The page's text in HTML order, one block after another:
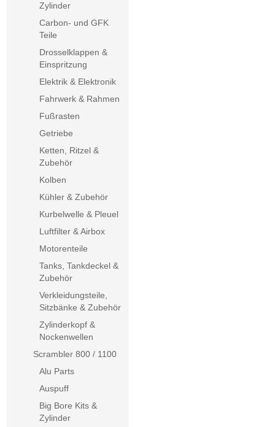
Zylinder
Carbon- und GFK
Teile
Drosselklappen &
Einspritzung
Elektrik & Elektronik
Fahrwerk & Rahmen
Fußrasten
Getriebe
Ketten, Ritzel &
Zubehör
Kolben
Kühler & Zubehör
Kurbelwelle & Pleuel
Luftfilter & Airbox
Motorenteile
Tanks, Tankdeckel &
Zubehör
Verkleidungsteile,
Sitzbänke & Zubehör
Zylinderkopf &
Nockenwellen
Scrambler 800 / 1100
Alu Parts
Auspuff
Big Bore Kits &
Zylinder